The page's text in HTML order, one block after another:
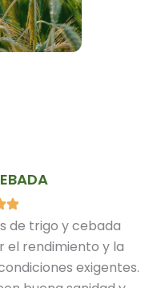
de trigo y cebada
el rendimiento y la
exigentes.